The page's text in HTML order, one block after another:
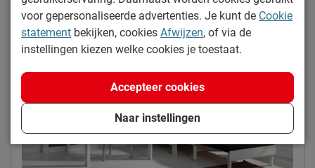
Locatie
8710, Wielsbeke, België
Emailadres
sales@vipack.be
voor gepersonaliseerde advertenties. Je kunt de Cookie
statement bekijken, cookies Afwijzen, of via de
instellingen kiezen welke cookies je toestaat.
Naar instellingen
Accepteer cookies